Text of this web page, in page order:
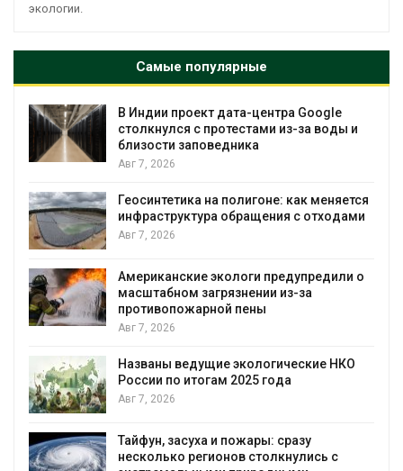
экологии.
Самые популярные
В Индии проект дата-центра Google
столкнулся с протестами из-за воды и
близости заповедника
Авг 7, 2026
Геосинтетика на полигоне: как меняется
инфраструктура обращения с отходами
Авг 7, 2026
Американские экологи предупредили о
масштабном загрязнении из-за
противопожарной пены
Авг 7, 2026
Названы ведущие экологические НКО
России по итогам 2025 года
Авг 7, 2026
Тайфун, засуха и пожары: сразу
несколько регионов столкнулись с